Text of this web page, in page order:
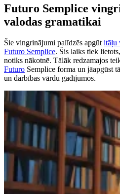
Futuro Semplice
valodas gramatikai
Šie vingrinājumi palīdzēs apgūt itāļu
Futuro Semplice. Šis laiks tiek
notiks nākotnē. Tālāk redzamajos
Futuro Semplice forma un jāapgūst
un darbības vārdu gadījumos.